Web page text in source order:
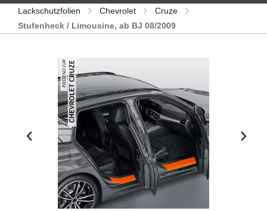
Lackschutzfolien Chevrolet
Cruze
Stufenheck / Limousine, ab BJ 08/2009
Bildergalerie überspringen